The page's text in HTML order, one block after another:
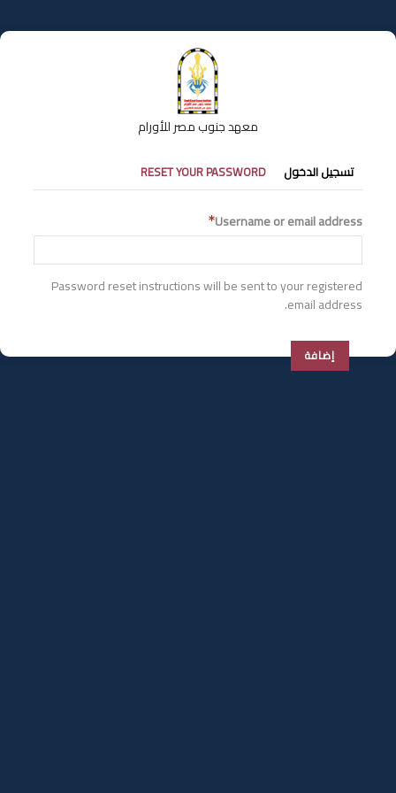
إلى
المحتوى
معهد جنوب مصر للأورام
التبويبات
الأساسية
تسجيل الدخول RESET YOUR PASSWORD
Username or email address
Password reset instructions will be sent to your registered
email address.